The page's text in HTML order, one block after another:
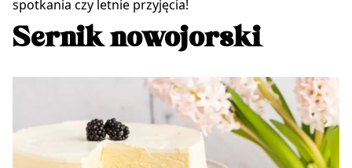
spotkania czy letnie przyjęcia!
Sernik nowojorski